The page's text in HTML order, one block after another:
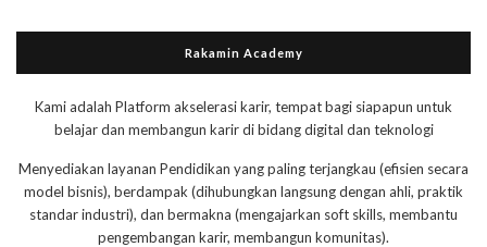
Rakamin Academy
Kami adalah Platform akselerasi karir, tempat bagi siapapun untuk
belajar dan membangun karir di bidang digital dan teknologi
Menyediakan layanan Pendidikan yang paling terjangkau (efisien secara
model bisnis), berdampak (dihubungkan langsung dengan ahli, praktik
standar industri), dan bermakna (mengajarkan soft skills, membantu
pengembangan karir, membangun komunitas).